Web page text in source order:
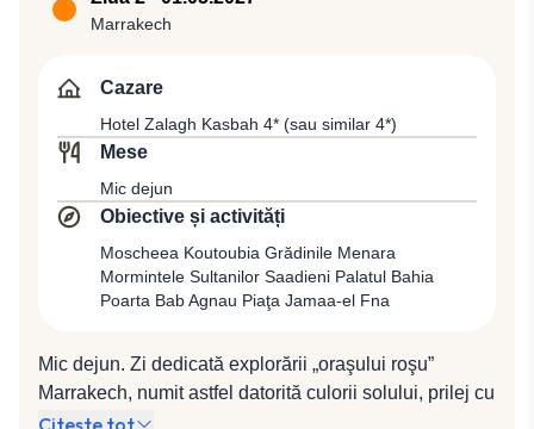
spre Marrakech, al doilea oraş imperial ca vechime,
1062, nomadul Almoravides, călugărul-soldat, a trecut
putut părăsi. Puţin mai târziu, Marrakech devenea
capitala unui mare imperiu, recunoscut din Andaluzia
până în Sudan. Cuvântul Marrakech provine din limba
berberilor şi înseamnă „Aşezarea lui Dumnezeu”.
După sosire, transfer pentru cazare la Hotel Zalagh
Kasbah 4* (sau similar 4*).
Marrakech
Cazare
Hotel Zalagh Kasbah 4* (sau similar 4*)
Mese
Mic dejun
Obiective și activități
Moscheea Koutoubia Grădinile Menara
Mormintele Sultanilor Saadieni Palatul Bahia
Poarta Bab Agnau Piaţa Jamaa-el Fna
Mic dejun. Zi dedicată explorării „oraşului roşu”
Marrakech, numit astfel datorită culorii solului, prilej cu
care vom admira Moscheea Koutoubia, o capodoperă
Citește tot